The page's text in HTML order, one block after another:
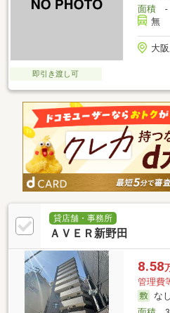
面積-
無
大
即引き渡し可
貸店舗・事務所
ＡＶＥＲ新野田
8.58
管理費
なし